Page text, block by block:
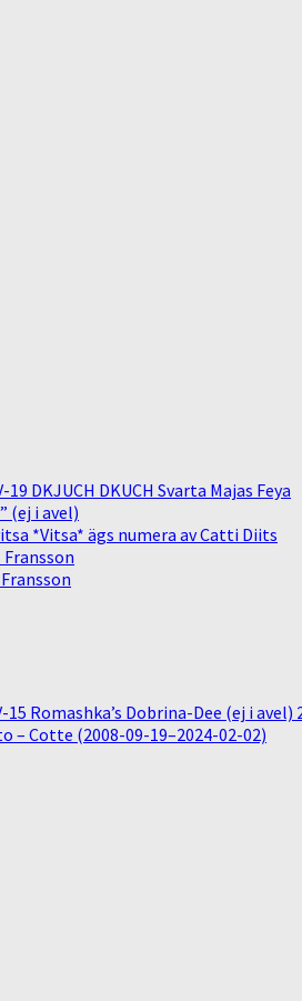
DKJUCH DKUCH Svarta Majas Feya
(ej i avel)
*Vitsa* ägs numera av Catti Diits
Fransson
15 Romashka’s Dobrina-Dee (ej i
– Cotte (2008-09-19–2024-02-02)